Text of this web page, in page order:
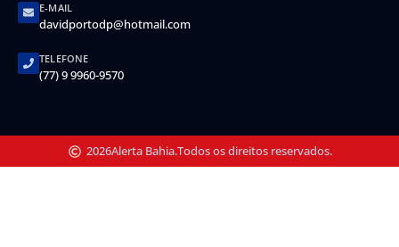
E-MAIL
davidportodp@hotmail.com
TELEFONE
(77) 9 9960-9570
2026Alerta Bahia.Todos os direitos reservados.